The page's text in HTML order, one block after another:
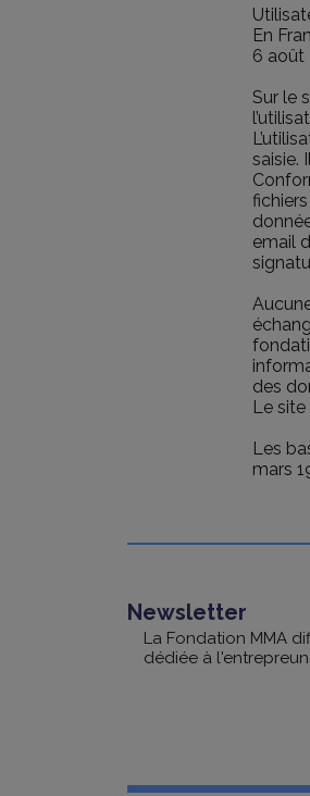
En
6 août
Sur le
saisie.
email
des
Le
Les
mars
Newsletter
La Fondation MMA
dédiée à